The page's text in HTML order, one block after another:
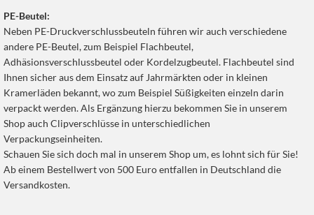
PE-Beutel:
Neben PE-Druckverschlussbeuteln führen wir auch verschiedene
andere PE-Beutel, zum Beispiel Flachbeutel,
Adhäsionsverschlussbeutel oder Kordelzugbeutel. Flachbeutel sind
Ihnen sicher aus dem Einsatz auf Jahrmärkten oder in kleinen
Kramerläden bekannt, wo zum Beispiel Süßigkeiten einzeln darin
verpackt werden. Als Ergänzung hierzu bekommen Sie in unserem
Shop auch Clipverschlüsse in unterschiedlichen
Verpackungseinheiten.
Schauen Sie sich doch mal in unserem Shop um, es lohnt sich für Sie!
Ab einem Bestellwert von 500 Euro entfallen in Deutschland die
Versandkosten.